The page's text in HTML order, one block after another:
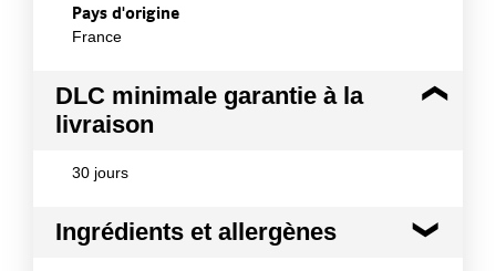
Pays d'origine
France
DLC minimale garantie à la
livraison
30 jours
Ingrédients et allergènes